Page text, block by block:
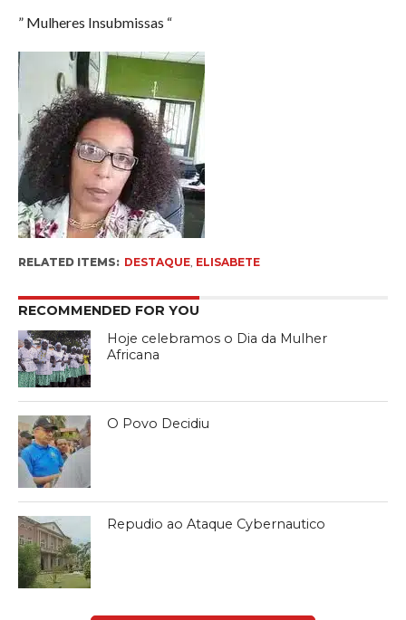
” Mulheres Insubmissas “
RELATED ITEMS: DESTAQUE, ELISABETE
RECOMMENDED FOR YOU
Hoje celebramos o Dia da Mulher
Africana
O Povo Decidiu
Repudio ao Ataque Cybernautico